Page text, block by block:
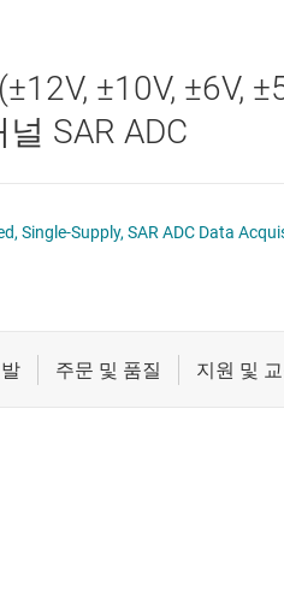
인터페이스
전력 관리
패시브 및 개별
로그 컨버터(DAC)
지털 컨버터(ADC)
±10V, ±6V,
SAR ADC